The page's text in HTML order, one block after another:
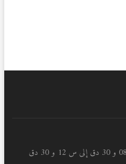
من س 08 و 30 دق إلى س 12 و 30 دق